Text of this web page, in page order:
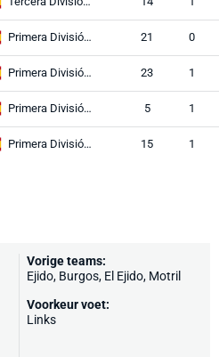
Primera División RFEF 21 0
Primera División RFEF 23 1
Primera División RFEF 5 1
Primera División RFEF 15 1
Vorige teams:
Ejido, Burgos, El Ejido, Motril
Voorkeur voet:
Links